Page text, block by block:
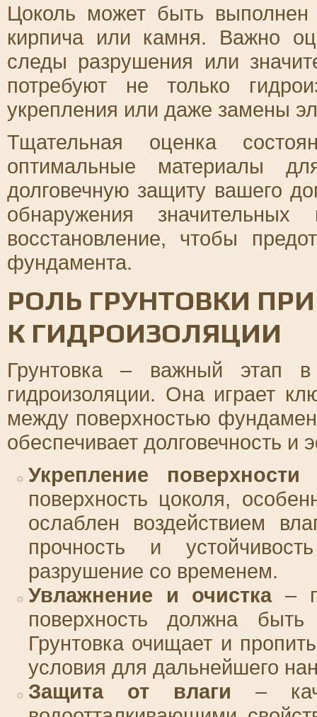
Цоколь может быть
кирпича или камня. Важно
следы разрушения или
потребуют не только
укрепления или даже замены
Тщательная оценка
оптимальные материалы
долговечную защиту вашего
обнаружения
восстановление, чтобы
фундамента.
РОЛЬ ГРУНТОВКИ
К ГИДРОИЗОЛЯЦИИ
Грунтовка – важный этап в
гидроизоляции. Она играет
между поверхностью
обеспечивает долговечность и
Укрепление поверхности
поверхность цоколя,
ослаблен воздействием
прочность и
разрушение со временем.
Увлажнение и очистка–
поверхность должна
Грунтовка очищает и
условия для дальнейшего
Защита от влаги –